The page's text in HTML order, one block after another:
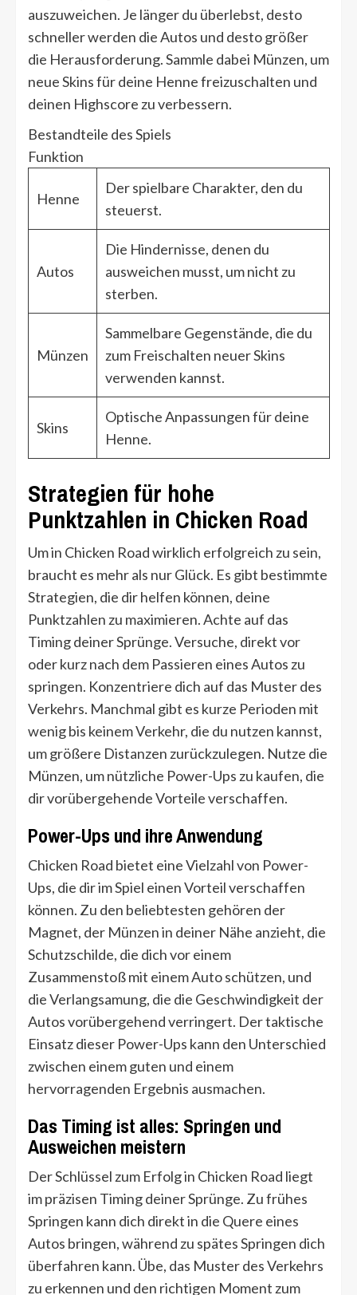
auszuweichen. Je länger du überlebst, desto
schneller werden die Autos und desto größer
die Herausforderung. Sammle dabei Münzen, um
neue Skins für deine Henne freizuschalten und
deinen Highscore zu verbessern.
Bestandteile des Spiels
Funktion
Henne
Der spielbare Charakter, den du
steuerst.
Autos
Die Hindernisse, denen du
ausweichen musst, um nicht zu
sterben.
Münzen
Sammelbare Gegenstände, die du
zum Freischalten neuer Skins
verwenden kannst.
Skins
Optische Anpassungen für deine
Henne.
Strategien für hohe
Punktzahlen in Chicken Road
Um in Chicken Road wirklich erfolgreich zu sein,
braucht es mehr als nur Glück. Es gibt bestimmte
Strategien, die dir helfen können, deine
Punktzahlen zu maximieren. Achte auf das
Timing deiner Sprünge. Versuche, direkt vor
oder kurz nach dem Passieren eines Autos zu
springen. Konzentriere dich auf das Muster des
Verkehrs. Manchmal gibt es kurze Perioden mit
wenig bis keinem Verkehr, die du nutzen kannst,
um größere Distanzen zurückzulegen. Nutze die
Münzen, um nützliche Power-Ups zu kaufen, die
dir vorübergehende Vorteile verschaffen.
Power-Ups und ihre Anwendung
Chicken Road bietet eine Vielzahl von Power-
Ups, die dir im Spiel einen Vorteil verschaffen
können. Zu den beliebtesten gehören der
Magnet, der Münzen in deiner Nähe anzieht, die
Schutzschilde, die dich vor einem
Zusammenstoß mit einem Auto schützen, und
die Verlangsamung, die die Geschwindigkeit der
Autos vorübergehend verringert. Der taktische
Einsatz dieser Power-Ups kann den Unterschied
zwischen einem guten und einem
hervorragenden Ergebnis ausmachen.
Das Timing ist alles: Springen und
Ausweichen meistern
Der Schlüssel zum Erfolg in Chicken Road liegt
im präzisen Timing deiner Sprünge. Zu frühes
Springen kann dich direkt in die Quere eines
Autos bringen, während zu spätes Springen dich
überfahren kann. Übe, das Muster des Verkehrs
zu erkennen und den richtigen Moment zum